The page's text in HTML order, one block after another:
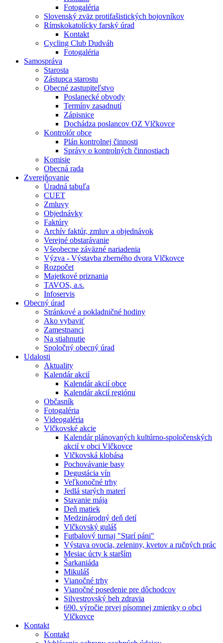
Fotogaléria
Slovenský zväz protifašistických bojovníkov
Rímskokatolícky farský úrad
Kontakt
Cycling Club Dudváh
Fotogaléria
Samospráva
Starosta
Zástupca starostu
Obecné zastupiteľstvo
Poslanecké obvody
Termíny zasadnutí
Zápisnice
Dochádza poslancov OZ Vlčkovce
Kontrolór obce
Plán kontrolnej činnosti
Správy o kontrolných činnostiach
Komisie
Obecná rada
Zverejňovanie
Úradná tabuľa
CUET
Zmluvy
Objednávky
Faktúry
Archív faktúr, zmluv a objednávok
Verejné obstarávanie
Všeobecne záväzné nariadenia
Výzva - Výstavba zberného dvora Vlčkovce
Rozpočet
Majetkové priznania
TAVOS, a.s.
Infoservis
Obecný úrad
Stránkové a pokladničné hodiny
Ako vybaviť
Zamestnanci
Na stiahnutie
Spoločný obecný úrad
Udalosti
Aktuality
Kalendár akcií
Kalendár akcií obce
Kalendár akcií regiónu
Občasník
Fotogaléria
Videogaléria
Vlčkovské akcie
Kalendár plánovaných kultúrno-spoločenských
akcií v obci Vlčkovce
Vlčkovská klobása
Pochovávanie basy
Degustácia vín
Veľkonočné trhy
Jedlá starých materí
Stavanie mája
Deň matiek
Medzinárodný deň detí
Vlčkovský guláš
Futbalový turnaj "Starí páni"
Výstava ovocia, zeleniny, kvetov a ručných prác
Mesiac úcty k starším
Šarkaniáda
Mikuláš
Vianočné trhy
Vianočné posedenie pre dôchodcov
Silvestrovský beh zdravia
690. výročie prvej písomnej zmienky o obci
Vlčkovce
Kontakt
Kontakt